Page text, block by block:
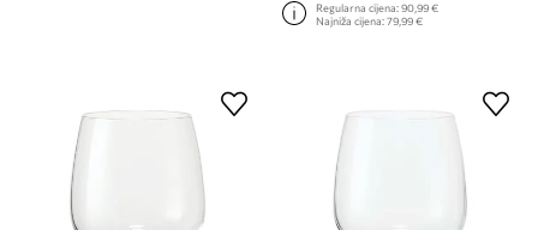
Regularna cijena:90,99 €
Najniža cijena:79,99 €